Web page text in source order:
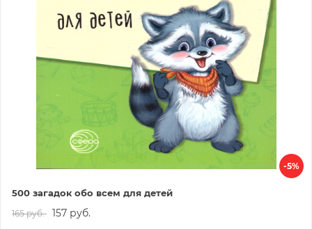
-5%
500 загадок обо всем для детей
165 руб. 157 руб.